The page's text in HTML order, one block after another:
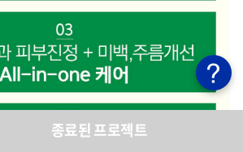
종료된 프로젝트